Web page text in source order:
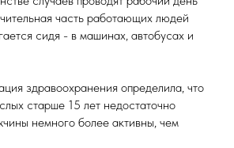
часть работающих людей
сидя - в машинах, автобусах и
здравоохранения определила, что
старше 15 лет недостаточно
немного более активны, чем